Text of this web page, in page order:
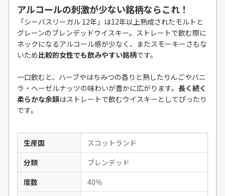
アルコールの刺激が少ない銘柄ならこれ！
「シーバスリーガル 12年」は12年以上熟成されたモルトと
グレーンのブレンデッドウイスキー。ストレートで飲む際に
ネックになるアルコール感が少なく、またスモーキーさもな
いため比較的女性でも飲みやすい銘柄です。
一口飲むと、ハーブやはちみつの香りと熟したりんごやバニ
ラ・ヘーゼルナッツの味わいが豊かに広がります。 長く続く
柔らかな余韻はストレートで飲むウイスキーとしてぴったり
です。
生産国
スコットランド
分類
ブレンデッド
度数
40％